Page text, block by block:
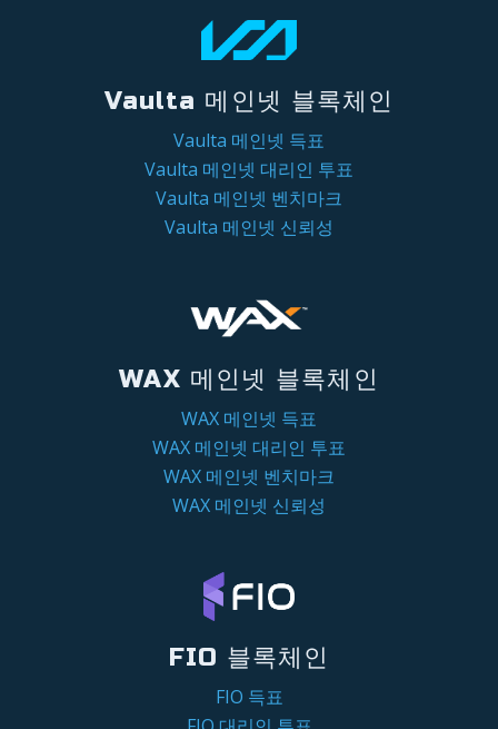
Vaulta 메인넷 블록체인
Vaulta 메인넷 득표
Vaulta 메인넷 대리인 투표
Vaulta 메인넷 벤치마크
Vaulta 메인넷 신뢰성
WAX 메인넷 블록체인
WAX 메인넷 득표
WAX 메인넷 대리인 투표
WAX 메인넷 벤치마크
WAX 메인넷 신뢰성
FIO 블록체인
FIO 득표